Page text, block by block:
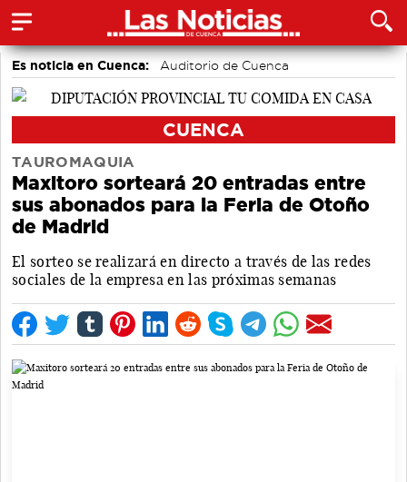
Es noticia en Cuenca: Auditorio de Cuenca
CUENCA
TAUROMAQUIA
Maxitoro sorteará 20 entradas entre
sus abonados para la Feria de Otoño
de Madrid
El sorteo se realizará en directo a través de las redes
sociales de la empresa en las próximas semanas